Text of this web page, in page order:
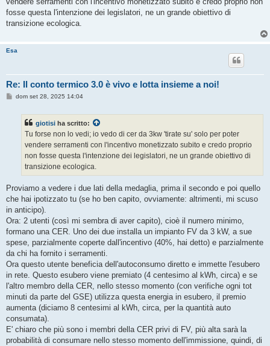
a
g
i
fosse questa l'intenzione dei legislatori, ne un grande obiettivo di
transizione ecologica.
Esa
Re: Il conto termico 3.0 è vivo e lotta insieme a noi!
Mdom set 28, 2025 14:04
giotisi ha scritto:
Tu forse non lo vedi; io vedo di cer da 3kw 'tirate su' solo per poter
vendere serramenti con l'incentivo monetizzato subito e credo proprio
non fosse questa l'intenzione dei legislatori, ne un grande obiettivo di
transizione ecologica.
Proviamo a vedere i due lati della medaglia, prima il secondo e poi quello
che hai ipotizzato tu (se ho ben capito, ovviamente: altrimenti, mi scuso
in anticipo).
Ora: 2 utenti (così mi sembra di aver capito), cioè il numero minimo,
formano una CER. Uno dei due installa un impianto FV da 3 kW, a sue
spese, parzialmente coperte dall'incentivo (40%, hai detto) e parzialmente
da chi ha fornito i serramenti.
Ora questo utente beneficia dell'autoconsumo diretto e immette l'esubero
in rete. Questo esubero viene premiato (4 centesimo al kWh, circa) e se
l'altro membro della CER, nello stesso momento (con verifiche ogni tot
minuti da parte del GSE) utilizza questa energia in esubero, il premio
aumenta (diciamo 8 centesimi al kWh, circa, per la quantità auto
consumata).
E' chiaro che più sono i membri della CER privi di FV, più alta sarà la
probabilità di consumare nello stesso momento dell'immissione, quindi, di